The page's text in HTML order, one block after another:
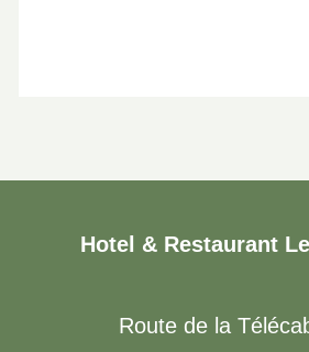
Hotel & Restaurant
Route de la